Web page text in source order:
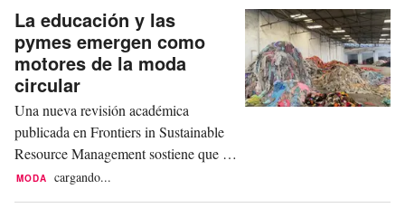
educativos. Un análisis reciente de la
revista nss destaca cómo instituciones
como la Accademia Costume & Moda,
NABA e IUAD están combinando
técnicas...
La educación y las
pymes emergen como
motores de la moda
circular
Una nueva revisión académica
publicada en Frontiers in Sustainable
Resource Management sostiene que la
transformación de los residuos de la
MODA cargando...